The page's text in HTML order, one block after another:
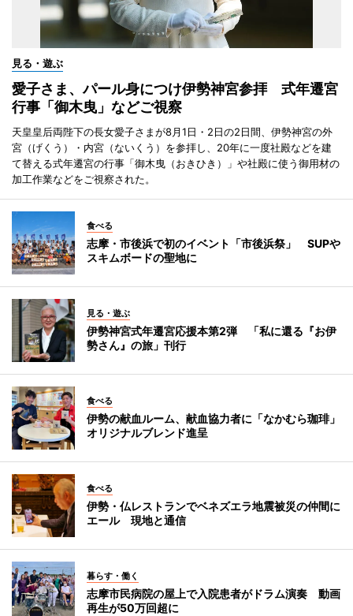
見る・遊ぶ
愛子さま、パール身につけ伊勢神宮参拝 式年遷宮
行事「御木曳」などご視察
天皇皇后両陛下の長女愛子さまが8月1日・2日の2日間、伊勢神宮の外
宮（げくう）・内宮（ないくう）を参拝し、20年に一度社殿などを建
て替える式年遷宮の行事「御木曳（おきひき）」や社殿に使う御用材の
加工作業などをご視察された。
食べる
志摩・市後浜で初のイベント「市後浜祭」 SUPや
スキムボードの聖地に
見る・遊ぶ
伊勢神宮式年遷宮応援本第2弾 「私に還る『お伊
勢さん』の旅」刊行
食べる
伊勢の献血ルーム、献血協力者に「なかむら珈琲」
オリジナルブレンド進呈
食べる
伊勢・仏レストランでベネズエラ地震被災の仲間に
エール 現地と通信
暮らす・働く
志摩市民病院の屋上で入院患者がドラム演奏 動画
再生が50万回超に